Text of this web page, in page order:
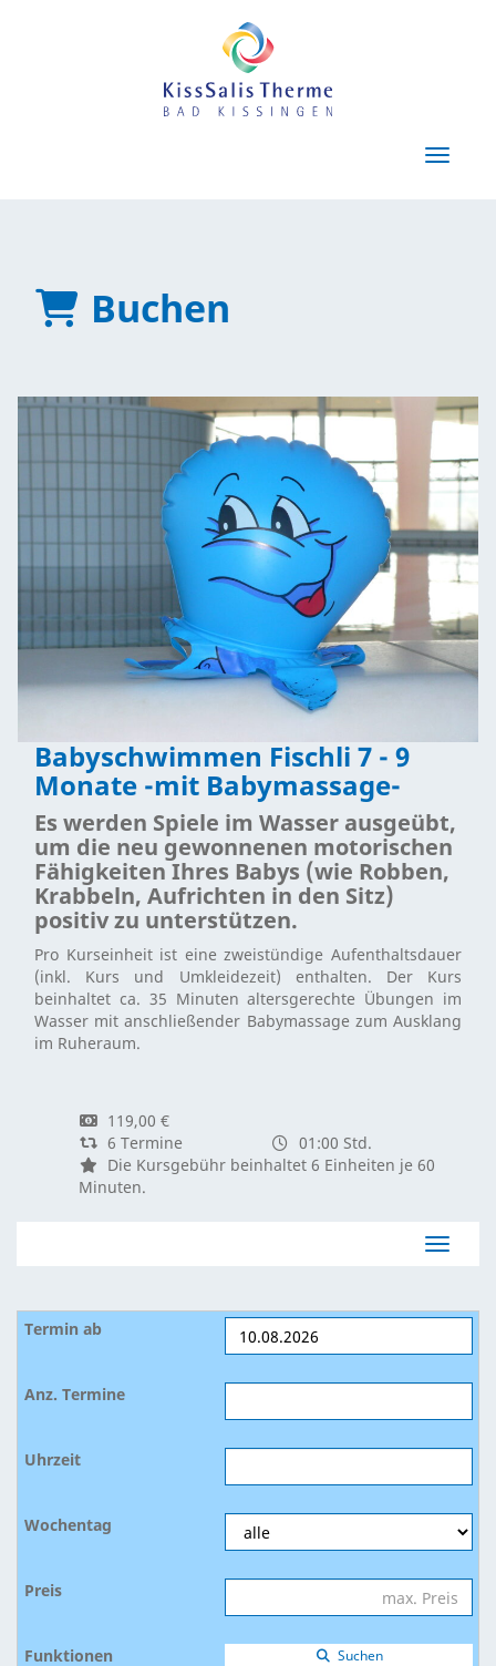
Menü
Buchen
Babyschwimmen Fischli 7 - 9
Monate -mit Babymassage-
Es werden Spiele im Wasser ausgeübt,
um die neu gewonnenen motorischen
Fähigkeiten Ihres Babys (wie Robben,
Krabbeln, Aufrichten in den Sitz)
positiv zu unterstützen.
Pro Kurseinheit ist eine zweistündige Aufenthaltsdauer
(inkl. Kurs und Umkleidezeit) enthalten. Der Kurs
beinhaltet ca. 35 Minuten altersgerechte Übungen im
Wasser mit anschließender Babymassage zum Ausklang
im Ruheraum.
119,00 €
6 Termine
01:00 Std.
Die Kursgebühr beinhaltet 6 Einheiten je 60
Minuten.
Suchen